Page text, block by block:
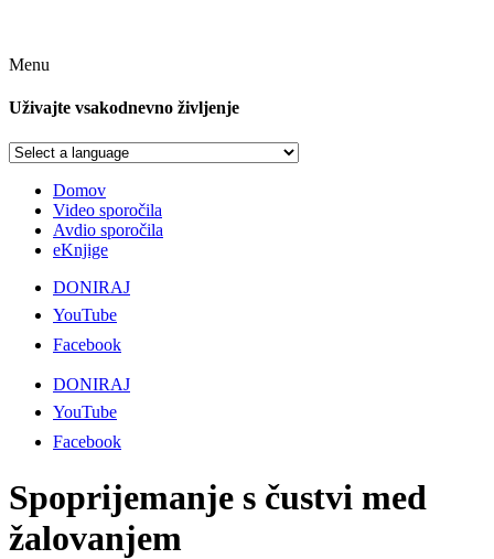
Menu
Uživajte vsakodnevno življenje
Domov
Video sporočila
Avdio sporočila
eKnjige
DONIRAJ
YouTube
Facebook
DONIRAJ
YouTube
Facebook
Spoprijemanje s čustvi med
žalovanjem